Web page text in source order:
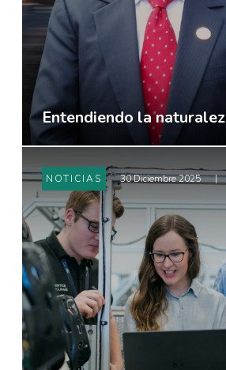
Entendiendo la
NOTICIAS 30 Diciembre 2025 |